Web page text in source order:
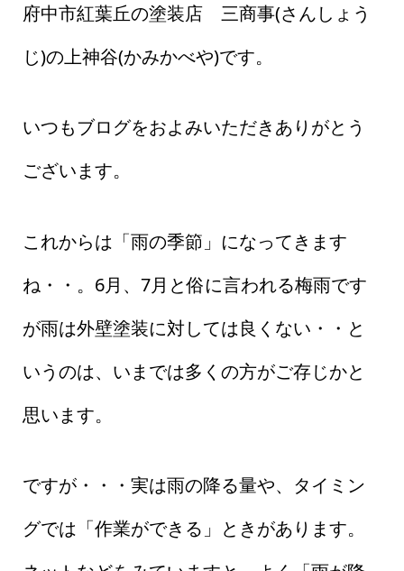
府中市紅葉丘の塗装店 三商事(さんしょう
じ)の上神谷(かみかべや)です。
いつもブログをおよみいただきありがとう
ございます。
これからは「雨の季節」になってきます
ね・・。6月、7月と俗に言われる梅雨です
が雨は外壁塗装に対しては良くない・・と
いうのは、いまでは多くの方がご存じかと
思います。
ですが・・・実は雨の降る量や、タイミン
グでは「作業ができる」ときがあります。